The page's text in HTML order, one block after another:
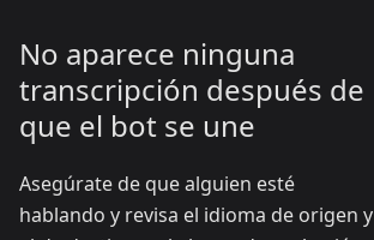
No aparece ninguna
transcripción después de
que el bot se une
Asegúrate de que alguien esté
hablando y revisa el idioma de origen y